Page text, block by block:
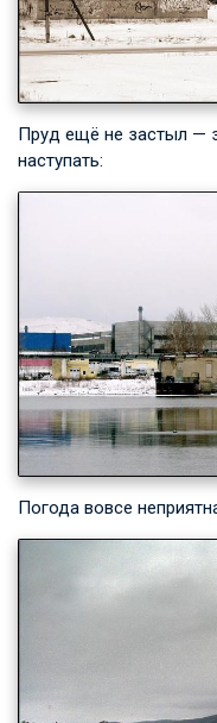
Пруд ещё не застыл —
наступать:
Погода вовсе